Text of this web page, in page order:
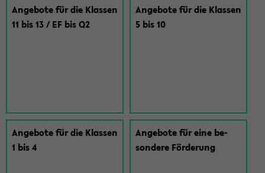
An­ge­bo­te für die Klas­sen
11 bis 13 / EF bis Q2
An­ge­bo­te für die Klas­sen
5 bis 10
An­ge­bo­te für die Klas­sen
1 bis 4
An­ge­bo­te für eine be­
son­de­re För­de­rung